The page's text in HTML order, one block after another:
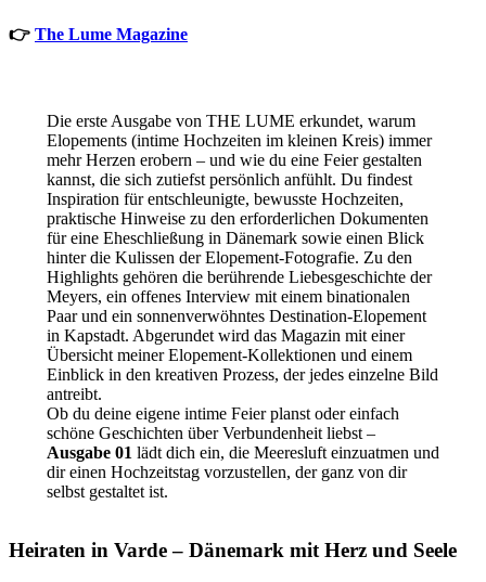
👉 The Lume Magazine
Die erste Ausgabe von THE LUME erkundet, warum
Elopements (intime Hochzeiten im kleinen Kreis) immer
mehr Herzen erobern – und wie du eine Feier gestalten
kannst, die sich zutiefst persönlich anfühlt. Du findest
Inspiration für entschleunigte, bewusste Hochzeiten,
praktische Hinweise zu den erforderlichen Dokumenten
für eine Eheschließung in Dänemark sowie einen Blick
hinter die Kulissen der Elopement-Fotografie. Zu den
Highlights gehören die berührende Liebesgeschichte der
Meyers, ein offenes Interview mit einem binationalen
Paar und ein sonnenverwöhntes Destination-Elopement
in Kapstadt. Abgerundet wird das Magazin mit einer
Übersicht meiner Elopement-Kollektionen und einem
Einblick in den kreativen Prozess, der jedes einzelne Bild
antreibt.
Ob du deine eigene intime Feier planst oder einfach
schöne Geschichten über Verbundenheit liebst –
Ausgabe 01 lädt dich ein, die Meeresluft einzuatmen und
dir einen Hochzeitstag vorzustellen, der ganz von dir
selbst gestaltet ist.
Heiraten in Varde – Dänemark mit Herz und Seele